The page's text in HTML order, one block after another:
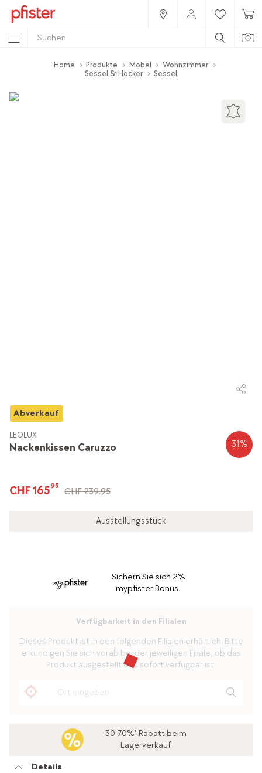
Home Produkte Möbel
Wohnzimmer
Sessel & Hocker
Sessel
Abverkauf
Nackenkissen Caruzzo
LEOLUX
31%
CHF 16595
CHF 239.95
Ausstellungsstück
Sichern Sie sich 2%
mypfister Bonus.
Verfügbarkeit in den Filialen
Dieses Produkt ist in den folgenden Filialen erhältlich. Bitte
erkundigen Sie sich vorab bei der jeweiligen Filiale, ob das
Produkt ausgestellt und sofort verfügbar ist.
30-70%* Rabatt beim
Lagerverkauf
Details